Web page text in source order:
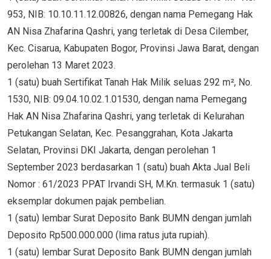
953, NIB: 10.10.11.12.00826, dengan nama Pemegang Hak
AN Nisa Zhafarina Qashri, yang terletak di Desa Cilember,
Kec. Cisarua, Kabupaten Bogor, Provinsi Jawa Barat, dengan
perolehan 13 Maret 2023.
1 (satu) buah Sertifikat Tanah Hak Milik seluas 292 m², No.
1530, NIB: 09.04.10.02.1.01530, dengan nama Pemegang
Hak AN Nisa Zhafarina Qashri, yang terletak di Kelurahan
Petukangan Selatan, Kec. Pesanggrahan, Kota Jakarta
Selatan, Provinsi DKI Jakarta, dengan perolehan 1
September 2023 berdasarkan 1 (satu) buah Akta Jual Beli
Nomor : 61/2023 PPAT Irvandi SH, M.Kn. termasuk 1 (satu)
eksemplar dokumen pajak pembelian.
1 (satu) lembar Surat Deposito Bank BUMN dengan jumlah
Deposito Rp500.000.000 (lima ratus juta rupiah).
1 (satu) lembar Surat Deposito Bank BUMN dengan jumlah